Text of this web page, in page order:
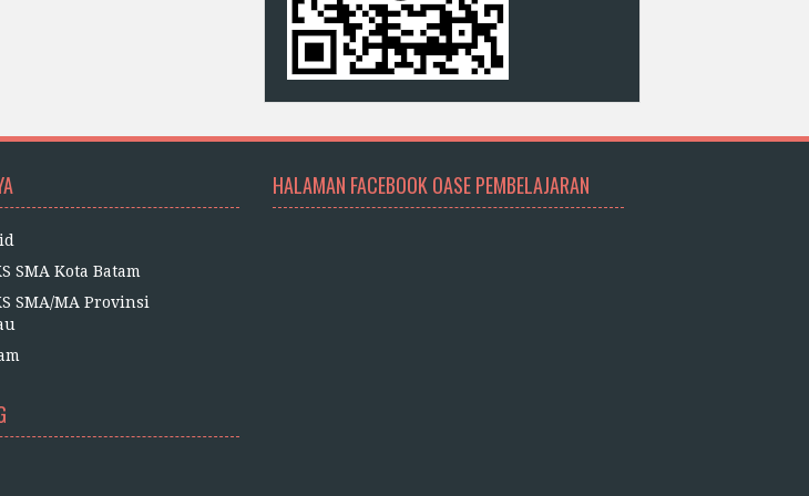
SMA Kota Batam
SMA/MA Provinsi
HALAMAN FACEBOOK OASE PEMBELAJARAN